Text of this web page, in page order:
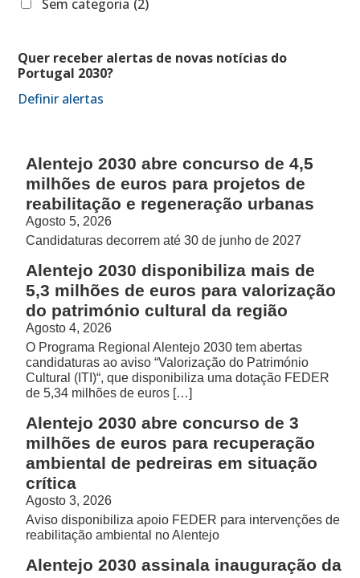
Sem categoria (2)
Quer receber alertas de novas notícias do
Portugal 2030?
Definir alertas
Alentejo 2030 abre concurso de 4,5
milhões de euros para projetos de
reabilitação e regeneração urbanas
Agosto 5, 2026
Candidaturas decorrem até 30 de junho de 2027
Alentejo 2030 disponibiliza mais de
5,3 milhões de euros para valorização
do património cultural da região
Agosto 4, 2026
O Programa Regional Alentejo 2030 tem abertas
candidaturas ao aviso “Valorização do Património
Cultural (ITI)“, que disponibiliza uma dotação FEDER
de 5,34 milhões de euros […]
Alentejo 2030 abre concurso de 3
milhões de euros para recuperação
ambiental de pedreiras em situação
crítica
Agosto 3, 2026
Aviso disponibiliza apoio FEDER para intervenções de
reabilitação ambiental no Alentejo
Alentejo 2030 assinala inauguração da